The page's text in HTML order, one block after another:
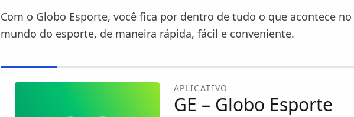
Com o Globo Esporte, você fica por dentro de tudo o que acontece no
mundo do esporte, de maneira rápida, fácil e conveniente.
APLICATIVO
GE – Globo Esporte